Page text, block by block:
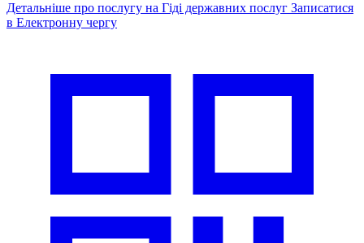
Детальніше про послугу на Гіді державних послуг Записатися
в Електронну чергу